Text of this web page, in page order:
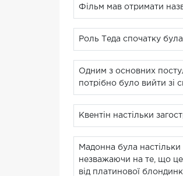
Фільм мав отримати
Роль Теда спочатку
Одним з основних
потрібно було вийти зі
Квентін настільки
Мадонна була
незважаючи на те, що це
від платинової